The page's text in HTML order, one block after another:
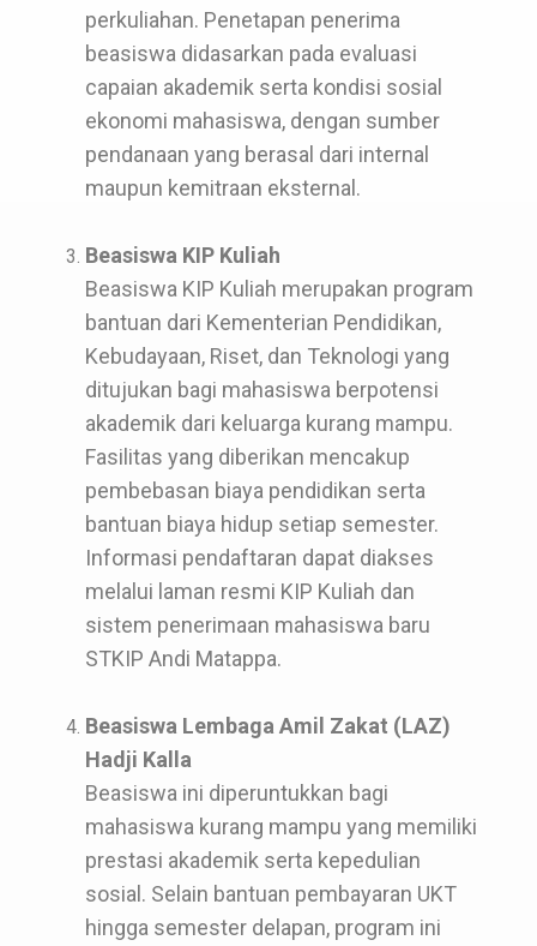
perkuliahan. Penetapan penerima
beasiswa didasarkan pada evaluasi
capaian akademik serta kondisi sosial
ekonomi mahasiswa, dengan sumber
pendanaan yang berasal dari internal
maupun kemitraan eksternal.
Beasiswa KIP Kuliah
Beasiswa KIP Kuliah merupakan program
bantuan dari Kementerian Pendidikan,
Kebudayaan, Riset, dan Teknologi yang
ditujukan bagi mahasiswa berpotensi
akademik dari keluarga kurang mampu.
Fasilitas yang diberikan mencakup
pembebasan biaya pendidikan serta
bantuan biaya hidup setiap semester.
Informasi pendaftaran dapat diakses
melalui laman resmi KIP Kuliah dan
sistem penerimaan mahasiswa baru
STKIP Andi Matappa.
Beasiswa Lembaga Amil Zakat (LAZ)
Hadji Kalla
Beasiswa ini diperuntukkan bagi
mahasiswa kurang mampu yang memiliki
prestasi akademik serta kepedulian
sosial. Selain bantuan pembayaran UKT
hingga semester delapan, program ini